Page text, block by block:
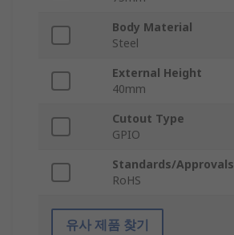
Body Material
Steel
External Height
40mm
Cutout Type
GPIO
Standards/Approvals
RoHS
유사 제품 찾기